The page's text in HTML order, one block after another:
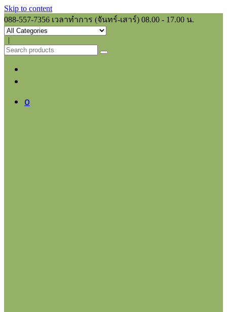
Skip to content
088-557-7356 เวลาทำการ (จันทร์-เสาร์) 08.00 - 17.00 น.
|
0